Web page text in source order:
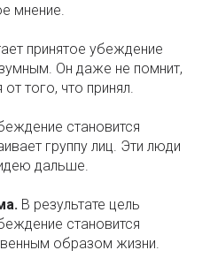
мнение.
принятое убеждение
Он даже не помнит,
того, что принял.
становится
группу лиц. Эти люди
дальше.
В результате цель
становится
образом жизни.